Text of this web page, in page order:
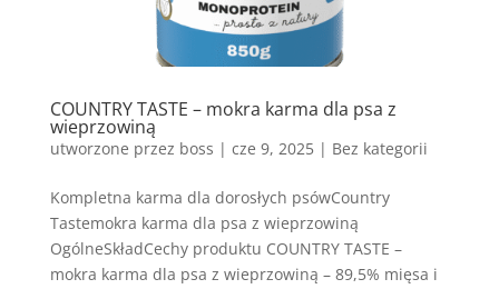
COUNTRY TASTE – mokra karma dla psa z
wieprzowiną
utworzone przez boss | cze 9, 2025| Bez kategorii
Kompletna karma dla dorosłych psówCountry
Tastemokra karma dla psa z wieprzowiną
OgólneSkładCechy produktu COUNTRY TASTE –
mokra karma dla psa z wieprzowiną – 89,5% mięsa i